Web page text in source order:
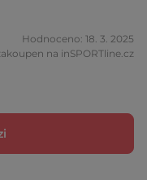
Hodnoceno: 18. 3. 2025
na inSPORTline.cz